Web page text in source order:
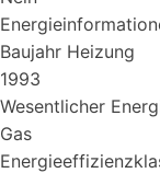
Baujahr Heizung
1993
Wesentlicher
Gas